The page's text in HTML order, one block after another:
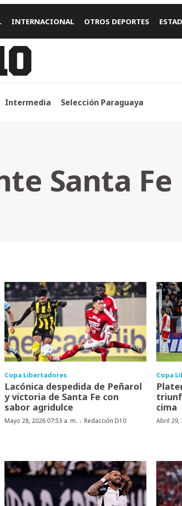
INTERNACIONAL OTROS DEPORTES
Intermedia Selección Paraguaya
Santa Fe
Copa Libertadores
Lacónica despedida de Peñarol
y victoria de Santa Fe con
sabor agridulce
Mayo 28, 2026 07:53 a. m. · Redacción D10
Copa
cima
Abril 29,